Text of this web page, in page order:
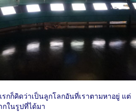
กก็คิดว่าเป็นลูกโลกอันที่เราตามหาอยู่ แต่
ในรูปที่ได้มา